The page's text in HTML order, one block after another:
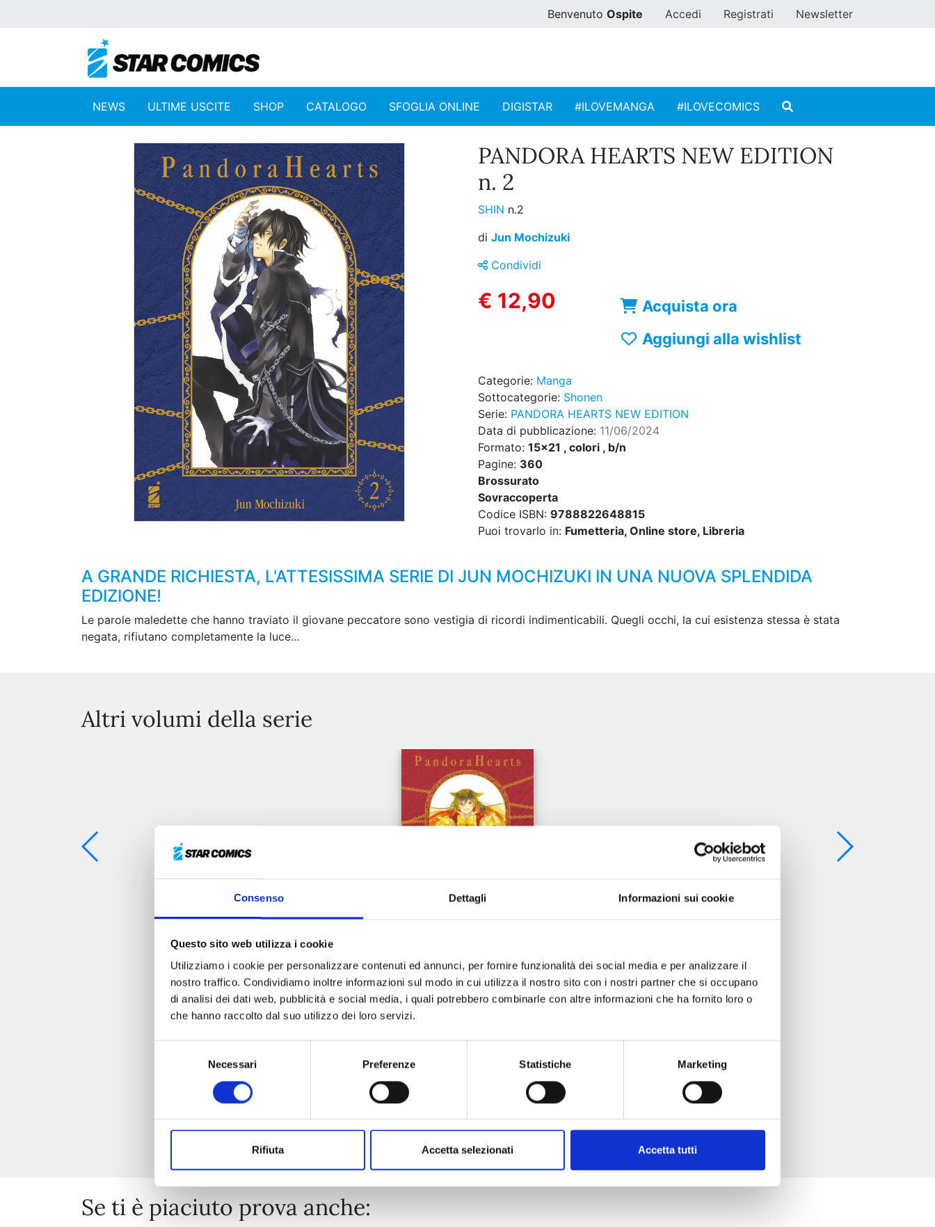
Consenso Dettagli Informazioni sui cookie
Questo sito web utilizza i cookie
Utilizziamo i cookie per personalizzare contenuti ed annunci, per fornire funzionalità dei social media e per analizzare il
nostro traffico. Condividiamo inoltre informazioni sul modo in cui utilizza il nostro sito con i nostri partner che si occupano
di analisi dei dati web, pubblicità e social media, i quali potrebbero combinarle con altre informazioni che ha fornito loro o
che hanno raccolto dal suo utilizzo dei loro servizi.
Necessari Preferenze Statistiche Marketing
Rifiuta Accetta selezionati Accetta tutti
Benvenuto Ospite Accedi Registrati Newsletter
NEWS ULTIME USCITE SHOP CATALOGO SFOGLIA ONLINE DIGISTAR #ILOVEMANGA #ILOVECOMICS
PANDORA HEARTS NEW EDITION
n. 2
SHIN n.2
di Jun Mochizuki
Condividi
€ 12,90
Acquista ora
Aggiungi alla wishlist
Categorie: Manga
Sottocategorie: Shonen
Serie: PANDORA HEARTS NEW EDITION
Data di pubblicazione: 11/06/2024
Formato: 15x21 , colori , b/n
Pagine: 360
Brossurato
Sovraccoperta
Codice ISBN: 9788822648815
Puoi trovarlo in: Fumetteria, Online store, Libreria
A GRANDE RICHIESTA, L'ATTESISSIMA SERIE DI JUN MOCHIZUKI IN UNA NUOVA SPLENDIDA
EDIZIONE!
Le parole maledette che hanno traviato il giovane peccatore sono vestigia di ricordi indimenticabili. Quegli occhi, la cui esistenza stessa è stata
negata, rifiutano completamente la luce...
Altri volumi della serie
24/03/2026
€ 12,90
Mostra tutto
Se ti è piaciuto prova anche: